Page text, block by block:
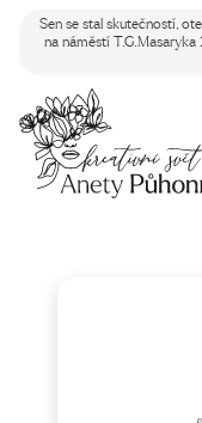
Sen se stal skutečností,
na náměstí